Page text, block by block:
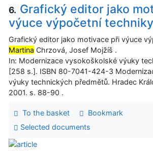
6. Grafický editor jako
výuce výpočetní techniky
Grafický editor jako motivace při výuce
Martina Chrzová, Josef Mojžíš .
In: Modernizace vysokoškolské výuky
[258 s.]. ISBN 80-7041-424-3
výuky technických předmětů. Hradec
2001. s. 88-90 .
To the basket
Bookmark
Selected documents